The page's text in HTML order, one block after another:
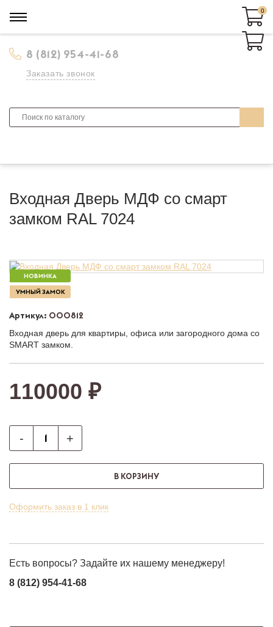
8 (812) 954-41-68
Заказать звонок
0
0
Входная Дверь МДФ со смарт
замком RAL 7024
НОВИНКА
УМНЫЙ ЗАМОК
Артикул: 000812
Входная дверь для квартиры, офиса или загородного дома со
SMART замком.
110000 ₽
- +
В КОРЗИНУ
Оформить заказ в 1 клик
Есть вопросы? Задайте их нашему менеджеру!
8 (812) 954-41-68